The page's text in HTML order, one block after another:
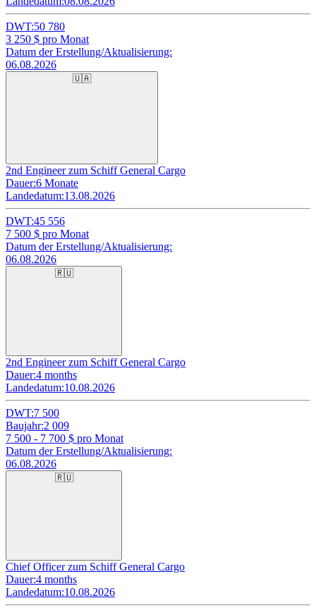
DWT:50 780
3 250 $ pro Monat
Datum der Erstellung/Aktualisierung:
06.08.2026
🇺🇦
2nd Engineer zum Schiff General Cargo
Dauer:6 Monate
Landedatum:13.08.2026
DWT:45 556
7 500 $ pro Monat
Datum der Erstellung/Aktualisierung:
06.08.2026
🇷🇺
2nd Engineer zum Schiff General Cargo
Dauer:4 months
Landedatum:10.08.2026
DWT:7 500
Baujahr:2 009
7 500 - 7 700 $ pro Monat
Datum der Erstellung/Aktualisierung:
06.08.2026
🇷🇺
Chief Officer zum Schiff General Cargo
Dauer:4 months
Landedatum:10.08.2026